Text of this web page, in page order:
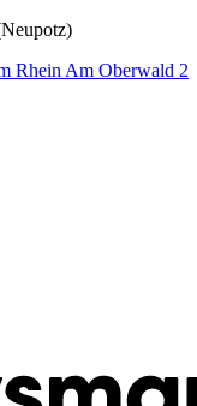
Rhein Am Oberwald 2